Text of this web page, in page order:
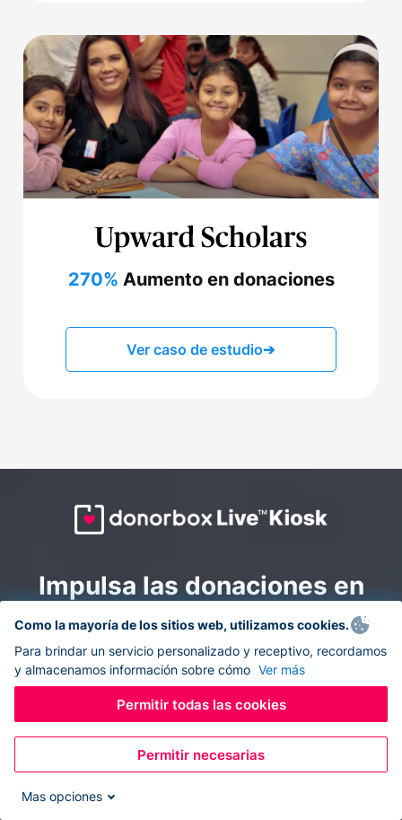
270% Aumento en donaciones
Ver caso de estudio➔
Impulsa las donaciones en
todas partes: combina la
recaudación de fondos en
línea y en el sitio con
Donorbox Live Kiosk.
Convierte tu tableta en un quiosco de donaciones y
recolecta donaciones sin efectivo durante eventos, en
Como la mayoría de los sitios web, utilizamos cookies.
Para brindar un servicio personalizado y receptivo, recordamos
y almacenamos información sobre cómo Ver más
Permitir todas las cookies
Permitir necesarias
Mas opciones